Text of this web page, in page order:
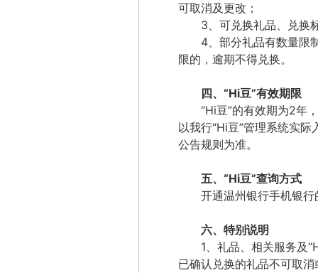
可取消及更改；
3、可兑换礼品、兑换
4、部分礼品有数量限
限的，逾期不得兑换。
四、 “Hi豆”有效期限
“Hi豆”的有效期为2年
以我行“Hi豆”管理系统实际
公告规则为准。
五、 “Hi豆”查询方式
开通温州银行手机银
六、特别说明
1、礼品、相关服务及“
已确认兑换的礼品不可取消